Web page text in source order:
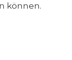
können.